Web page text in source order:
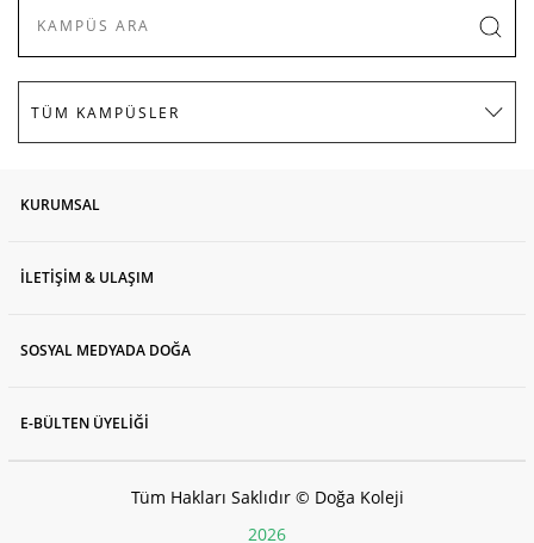
KURUMSAL
İLETİŞİM & ULAŞIM
SOSYAL MEDYADA DOĞA
E-BÜLTEN ÜYELİĞİ
Tüm Hakları Saklıdır © Doğa Koleji
2026